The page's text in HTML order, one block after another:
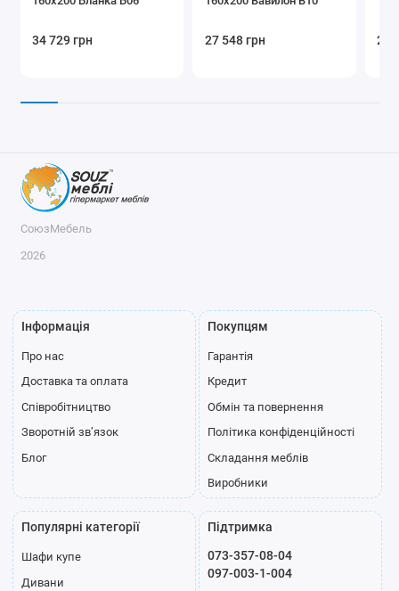
34 729 грн 27 548 грн 21
СоюзМебель
2026
Інформація
Про нас
Доставка та оплата
Співробітництво
Зворотній зв’язок
Блог
Покупцям
Гарантія
Кредит
Обмін та повернення
Політика конфіденційності
Складання меблів
Виробники
Популярні категорії
Шафи купе
Дивани
Підтримка
073-357-08-04
097-003-1-004